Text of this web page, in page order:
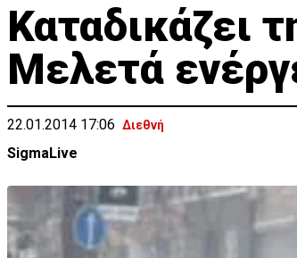
Καταδικάζει
Μελετά
22.01.2014 17:06 Διεθνή
SigmaLive